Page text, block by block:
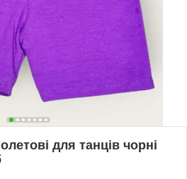
для танців чорні